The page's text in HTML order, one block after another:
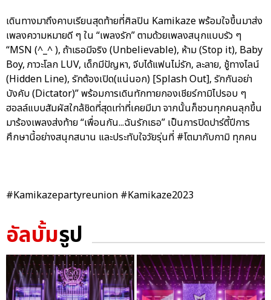
เดินทางมาถึงคาบเรียนสุดท้ายที่ศิลปิน Kamikaze พร้อมใจขึ้นมาส่ง
เพลงความหมายดี ๆ ใน “เพลงรัก” ตามด้วยเพลงสนุกแบบรัว ๆ
“MSN (^_^ ), ถ้าเธอมีจริง (Unbelievable), ห้าม (Stop it), Baby
Boy, ภาวะโลก LUV, เด็กมีปัญหา, จีบได้แฟนไม่รัก, ละลาย, ชู้ทางไลน์
(Hidden Line), รักต้องเปิด(แน่นอก) [Splash Out], รักกันอย่า
บังคับ (Dictator)” พร้อมการเดินทักทายกองเชียร์กามิไปรอบ ๆ
ฮอลล์แบบสัมผัสใกล้ชิดที่สุดเท่าที่เคยมีมา จากนั้นก็ชวนทุกคนลุกขึ้น
มาร้องเพลงส่งท้าย “เพื่อนกัน...ฉันรักเธอ” เป็นการปิดปาร์ตี้ปีการ
ศึกษานี้อย่างสนุกสนาน และประทับใจวัยรุ่นที่ #โตมากับกามิ ทุกคน
#Kamikazepartyreunion #Kamikaze2023
อัลบั้มรูป